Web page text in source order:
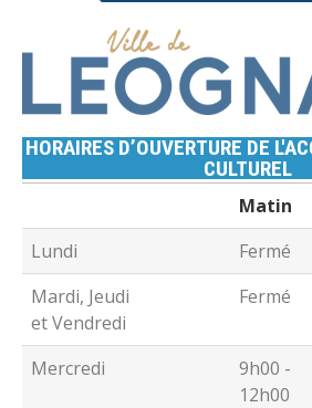
HORAIRES D’OUVERTURE DE
CULTUREL
Matin
Lundi
Fermé
Mardi, Jeudi
et Vendredi
Fermé
Mercredi
9h00 -
12h00